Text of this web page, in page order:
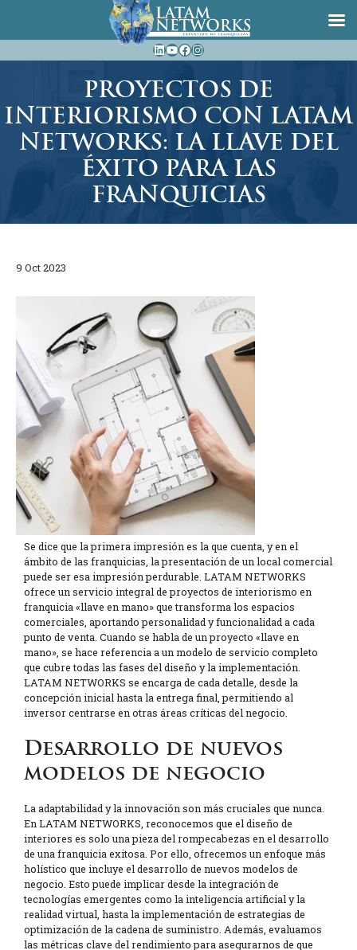
al
LinkedIn
YouTube
Facebook
Instagram
PROYECTOS DE
INTERIORISMO CON LATAM
NETWORKS: LA LLAVE DEL
ÉXITO PARA LAS
FRANQUICIAS
9 Oct 2023
Se dice que la primera impresión es la que cuenta, y en el
ámbito de las franquicias, la presentación de un local comercial
puede ser esa impresión perdurable. LATAM NETWORKS
ofrece un servicio integral de proyectos de interiorismo en
franquicia «llave en mano» que transforma los espacios
comerciales, aportando personalidad y funcionalidad a cada
punto de venta. Cuando se habla de un proyecto «llave en
mano», se hace referencia a un modelo de servicio completo
que cubre todas las fases del diseño y la implementación.
LATAM NETWORKS se encarga de cada detalle, desde la
concepción inicial hasta la entrega final, permitiendo al
inversor centrarse en otras áreas críticas del negocio.
Desarrollo de nuevos
modelos de negocio
La adaptabilidad y la innovación son más cruciales que nunca.
En LATAM NETWORKS, reconocemos que el diseño de
interiores es solo una pieza del rompecabezas en el desarrollo
de una franquicia exitosa. Por ello, ofrecemos un enfoque más
holístico que incluye el desarrollo de nuevos modelos de
negocio. Esto puede implicar desde la integración de
tecnologías emergentes como la inteligencia artificial y la
realidad virtual, hasta la implementación de estrategias de
optimización de la cadena de suministro. Además, evaluamos
las métricas clave del rendimiento para asegurarnos de que